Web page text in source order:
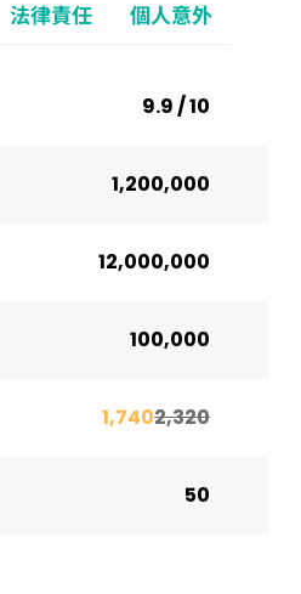
法律責任 個人意外
9.9 / 10
1,200,000
12,000,000
100,000
1,7402,320
50